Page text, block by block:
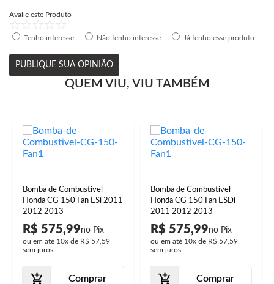
Avalie este Produto
Tenho interesse Não tenho interesse Já tenho esse produto
PUBLIQUE SUA OPINIÃO
QUEM VIU, VIU TAMBÉM
Bomba de Combustível
Honda CG 150 Fan ESi 2011
2012 2013
R$ 575,99
ou em até 10x de R$ 57,59
sem juros
Comprar
Bomba de Combustível
Honda CG 150 Fan ESDi
2011 2012 2013
R$ 575,99
ou em até 10x de R$ 57,59
sem juros
Comprar